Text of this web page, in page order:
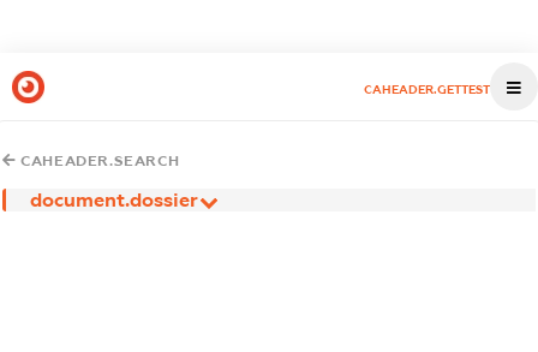
CAHEADER.GETTEST
CAHEADER.SEARCH
document.dossier